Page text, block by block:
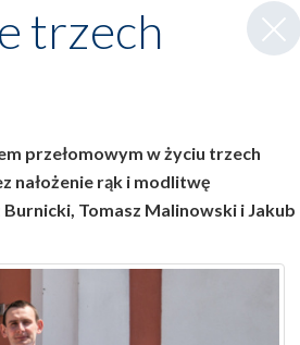
Zamknij
wpis
trzech
przełomowym w życiu trzech
nałożenie rąk i modlitwę
Tomasz Malinowski i Jakub